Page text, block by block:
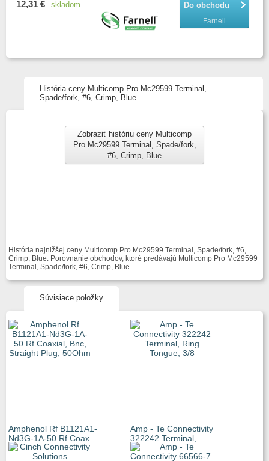
Do obchodu
Farnell
12,31 € skladom
História ceny Multicomp Pro Mc29599 Terminal,
Spade/fork, #6, Crimp, Blue
Zobraziť históriu ceny Multicomp
Pro Mc29599 Terminal, Spade/fork,
#6, Crimp, Blue
História najnižšej ceny Multicomp Pro Mc29599 Terminal, Spade/fork, #6,
Crimp, Blue. Porovnanie obchodov, ktoré predávajú Multicomp Pro Mc29599
Terminal, Spade/fork, #6, Crimp, Blue.
Súvisiace položky
Amphenol Rf B1121A1-
Nd3G-1A-50 Rf Coax
Amp - Te Connectivity
322242 Terminal,